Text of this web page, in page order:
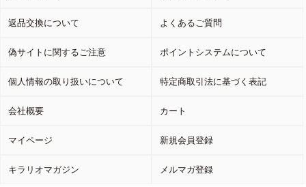
返品交換について よくあるご質問
偽サイトに関するご注意 ポイントシステムについて
個人情報の取り扱いについて 特定商取引法に基づく表記
会社概要 カート
マイページ 新規会員登録
キラリオマガジン メルマガ登録